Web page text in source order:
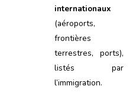
internationaux
(aéroports,
frontières
terrestres, ports),
listés par
l’immigration.